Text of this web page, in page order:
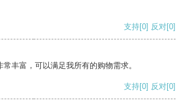
支持[0] 反对[0]
丰富，可以满足我所有的购物需求。
支持[0] 反对[0]